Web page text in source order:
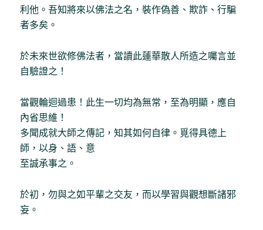
利他。吾知將來以佛法之名，裝作偽善、欺詐、行騙
者多矣。
於未來世欲修佛法者，當讀此蓮華散人所造之囑言並
自驗證之！
當觀輪迴過患！此生一切均為無常，至為明顯，應自
內省思維！
多聞成就大師之傳記，知其如何自律。覓得具德上
師，以身、語、意
至誠承事之。
於初，勿與之如平輩之交友，而以學習與觀想斷諸邪
妄。